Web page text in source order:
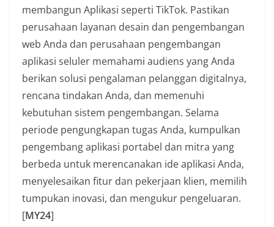
membangun Aplikasi seperti TikTok. Pastikan
perusahaan layanan desain dan pengembangan
web Anda dan perusahaan pengembangan
aplikasi seluler memahami audiens yang Anda
berikan solusi pengalaman pelanggan digitalnya,
rencana tindakan Anda, dan memenuhi
kebutuhan sistem pengembangan. Selama
periode pengungkapan tugas Anda, kumpulkan
pengembang aplikasi portabel dan mitra yang
berbeda untuk merencanakan ide aplikasi Anda,
menyelesaikan fitur dan pekerjaan klien, memilih
tumpukan inovasi, dan mengukur pengeluaran.
[MY24]